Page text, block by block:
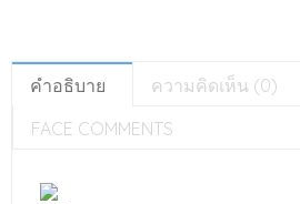
คำอธิบาย
ความคิดเห็น (0)
FACE COMMENTS